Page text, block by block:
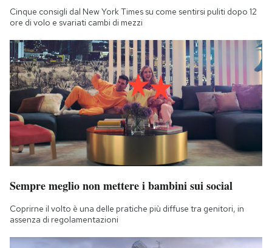
Cinque consigli dal New York Times su come sentirsi puliti dopo 12
ore di volo e svariati cambi di mezzi
Sempre meglio non mettere i bambini sui social
Coprirne il volto è una delle pratiche più diffuse tra genitori, in
assenza di regolamentazioni